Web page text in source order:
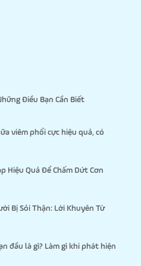
Điều Bạn Cần Biết
viêm phổi cực hiệu quả, có
Hiệu Quả Để Chấm Dứt Cơn
Bị Sỏi Thận: Lời Khuyên Từ
đầu là gì? Làm gì khi phát hiện